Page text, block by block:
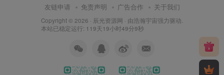
友链申请 免责声明 广告合作 关于我们
Copyright © 2026 · 辰光资源网 · 由浩瀚宇宙强力驱动.
本站已稳定运行: 119天19小时49分9秒